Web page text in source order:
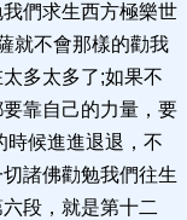
們求生西方極樂世
就不會那樣的勸我
多太多了;如果不
靠自己的力量，要
時候進進退退，不
諸佛勸勉我們往生
段，就是第十二